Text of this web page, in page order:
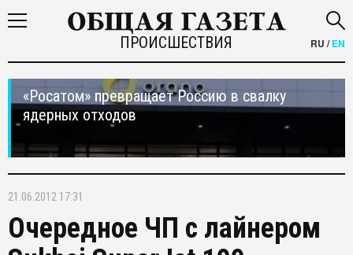
ПРОИСШЕСТВИЯ RU /EN
«Росатом» превращает Россию в свалку
ядерных отходов
21.06.2012 17:31
Очередное ЧП с лайнером